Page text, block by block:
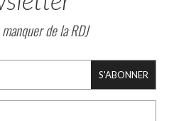
de la RDJ
S'ABONNER